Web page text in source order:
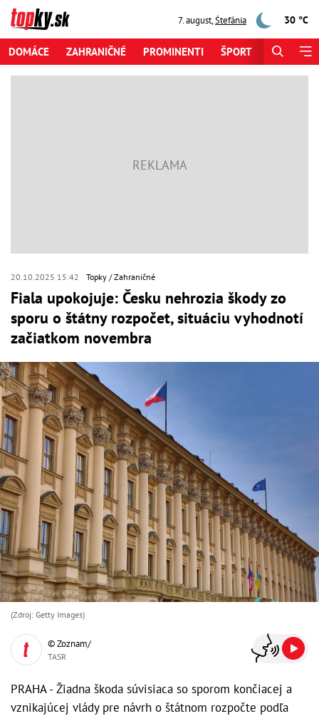
7. august,Štefánia 30 °C
DOMÁCE ZAHRANIČNÉ PROMINENTI ŠPORT
20.10.2025 15:42 Topky Zahraničné
Fiala upokojuje: Česku nehrozia škody zo
sporu o štátny rozpočet, situáciu vyhodnotí
začiatkom novembra
(Zdroj: Getty Images)
© Zoznam/
TASR
PRAHA - Žiadna škoda súvisiaca so sporom končiacej a
vznikajúcej vlády pre návrh o štátnom rozpočte podľa